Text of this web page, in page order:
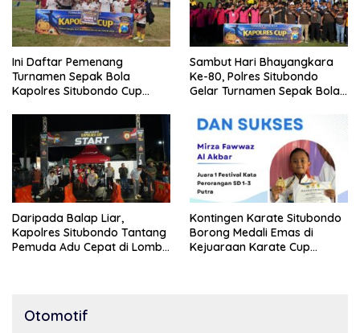
Ini Daftar Pemenang
Turnamen Sepak Bola
Kapolres Situbondo Cup
10 Tahun
Sambut Hari Bhayangkara
Ke-80, Polres Situbondo
Gelar Turnamen Sepak Bola
Daripada Balap Liar,
Kapolres Situbondo Tantang
Pemuda Adu Cepat di Lomba
Kontingen Karate Situbondo
Borong Medali Emas di
Kejuaraan Karate Cup
Otomotif